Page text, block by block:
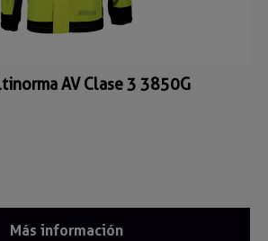
AV Clase 3 3850G
Más información